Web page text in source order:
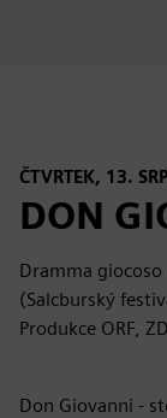
ČTVRTEK, 13.
DON
Dramma
(Salcburský
Produkce ORF,
Don Giovanni -